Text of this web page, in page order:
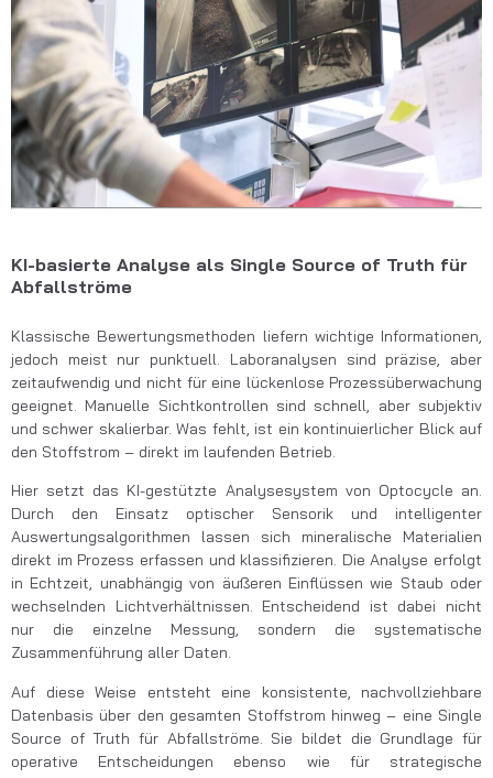
KI-basierte Analyse als Single Source of Truth für
Abfallströme
Klassische Bewertungsmethoden liefern wichtige Informationen,
jedoch meist nur punktuell. Laboranalysen sind präzise, aber
zeitaufwendig und nicht für eine lückenlose Prozessüberwachung
geeignet. Manuelle Sichtkontrollen sind schnell, aber subjektiv
und schwer skalierbar. Was fehlt, ist ein kontinuierlicher Blick auf
den Stoffstrom – direkt im laufenden Betrieb.
Hier setzt das KI-gestützte Analysesystem von Optocycle an.
Durch den Einsatz optischer Sensorik und intelligenter
Auswertungsalgorithmen lassen sich mineralische Materialien
direkt im Prozess erfassen und klassifizieren. Die Analyse erfolgt
in Echtzeit, unabhängig von äußeren Einflüssen wie Staub oder
wechselnden Lichtverhältnissen. Entscheidend ist dabei nicht
nur die einzelne Messung, sondern die systematische
Zusammenführung aller Daten.
Auf diese Weise entsteht eine konsistente, nachvollziehbare
Datenbasis über den gesamten Stoffstrom hinweg – eine Single
Source of Truth für Abfallströme. Sie bildet die Grundlage für
operative Entscheidungen ebenso wie für strategische